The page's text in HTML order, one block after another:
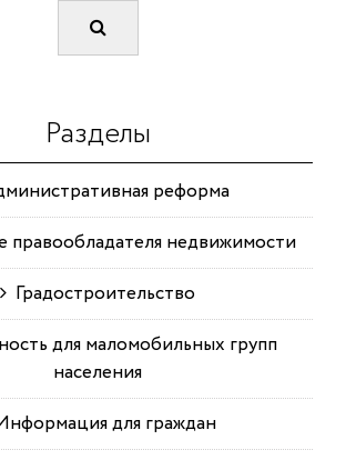
Разделы
реформа
правообладателя недвижимости
Градостроительство
для маломобильных групп
населения
для граждан